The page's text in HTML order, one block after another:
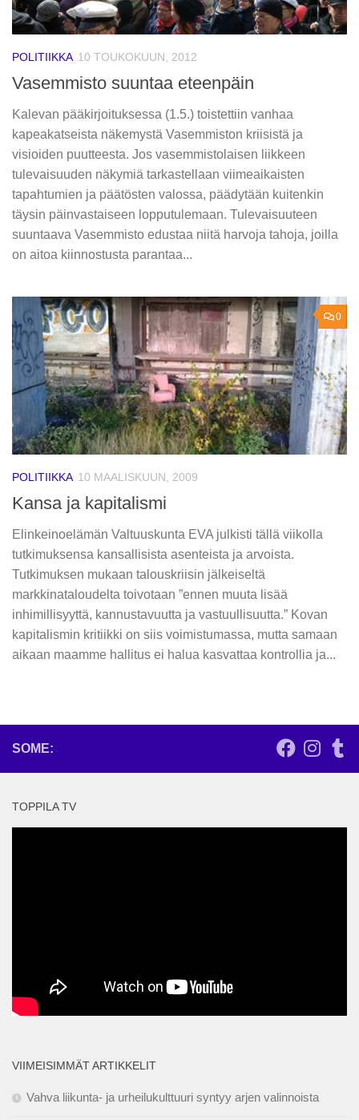
POLITIIKKA 10 TOUKOKUUN, 2012
Vasemmisto suuntaa eteenpäin
Kalevan pääkirjoituksessa (1.5.) toistettiin vanhaa
kapeakatseista näkemystä Vasemmiston kriisistä ja
visioiden puutteesta. Jos vasemmistolaisen liikkeen
tulevaisuuden näkymiä tarkastellaan viimeaikaisten
tapahtumien ja päätösten valossa, päädytään kuitenkin
täysin päinvastaiseen lopputulemaan. Tulevaisuuteen
suuntaava Vasemmisto edustaa niitä harvoja tahoja, joilla
on aitoa kiinnostusta parantaa...
0
POLITIIKKA 10 MAALISKUUN, 2009
Kansa ja kapitalismi
Elinkeinoelämän Valtuuskunta EVA julkisti tällä viikolla
tutkimuksensa kansallisista asenteista ja arvoista.
Tutkimuksen mukaan talouskriisin jälkeiseltä
markkinataloudelta toivotaan ”ennen muuta lisää
inhimillisyyttä, kannustavuutta ja vastuullisuutta.” Kovan
kapitalismin kritiikki on siis voimistumassa, mutta samaan
aikaan maamme hallitus ei halua kasvattaa kontrollia ja...
SOME:
TOPPILA TV
VIIMEISIMMÄT ARTIKKELIT
Vahva liikunta- ja urheilukulttuuri syntyy arjen valinnoista